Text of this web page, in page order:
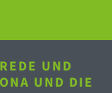
UND
UND DIE